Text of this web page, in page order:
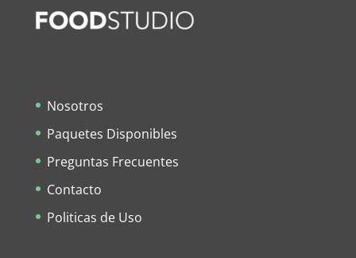
Nosotros
Paquetes Disponibles
Preguntas Frecuentes
Contacto
Politicas de Uso